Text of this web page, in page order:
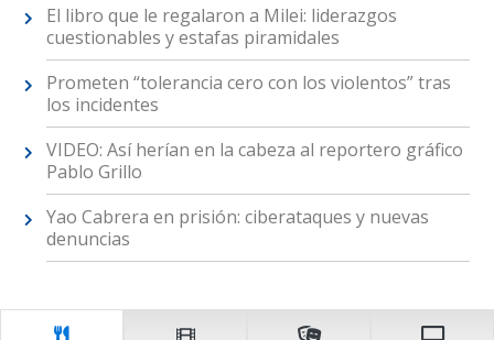
El libro que le regalaron a Milei: liderazgos
cuestionables y estafas piramidales
Prometen “tolerancia cero con los violentos” tras
los incidentes
VIDEO: Así herían en la cabeza al reportero gráfico
Pablo Grillo
Yao Cabrera en prisión: ciberataques y nuevas
denuncias